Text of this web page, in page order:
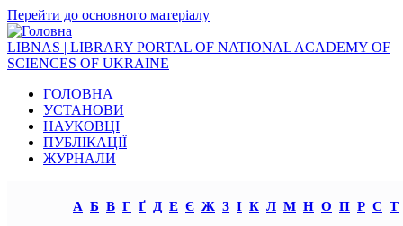
Перейти до основного матеріалу
LIBNAS | LIBRARY PORTAL OF NATIONAL ACADEMY OF
SCIENCES OF UKRAINE
ГОЛОВНА
УСТАНОВИ
НАУКОВЦІ
ПУБЛІКАЦІЇ
ЖУРНАЛИ
А Б В Г Ґ Д Е Є Ж З І К Л М Н О П Р С Т